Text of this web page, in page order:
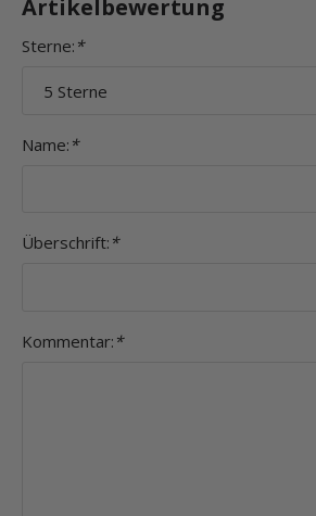
Artikelbewertung
Sterne: *
Name: *
Überschrift: *
Kommentar: *